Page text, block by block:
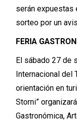
serán expuestas
sorteo por un
FERIA
El sábado 27 de
Internacional del
orientación en
Storni”
Gastronómica,